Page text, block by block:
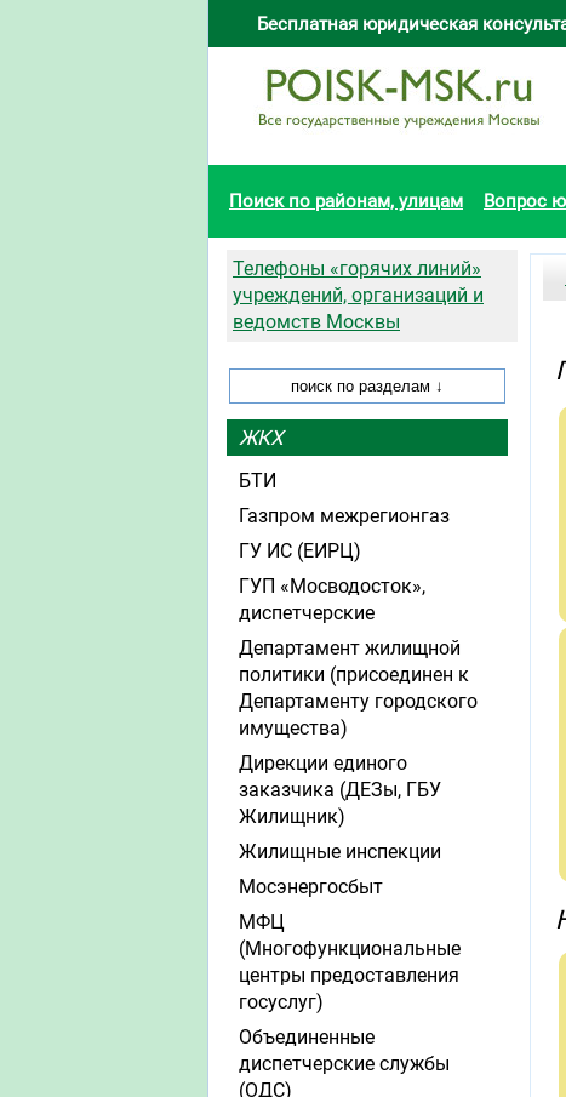
Бесплатная юридическая
Поиск по районам, улицам Вопрос
Телефоны «горячих линий»
учреждений, организаций и
ведомств Москвы
ЖКХ
БТИ
Газпром межрегионгаз
ГУ ИС (ЕИРЦ)
ГУП «Мосводосток»,
диспетчерские
Департамент жилищной
политики (присоединен к
Департаменту городского
имущества)
Дирекции единого
заказчика (ДЕЗы, ГБУ
Жилищник)
Жилищные инспекции
Мосэнергосбыт
МФЦ
(Многофункциональные
центры предоставления
госуслуг)
Объединенные
диспетчерские службы
(ОДС)